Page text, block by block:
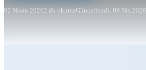
02 Nisan 20262 dk okumaGüncellendi: 09 Nis 2026